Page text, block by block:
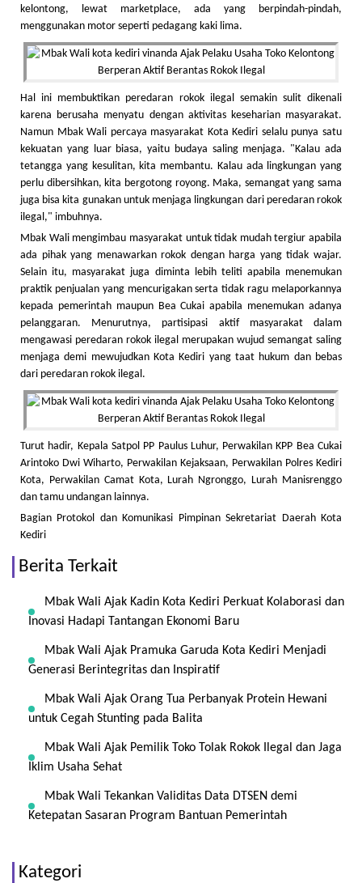
kelontong, lewat marketplace, ada yang berpindah-pindah,
menggunakan motor seperti pedagang kaki lima.
Hal ini membuktikan peredaran rokok ilegal semakin sulit dikenali
karena berusaha menyatu dengan aktivitas keseharian masyarakat.
Namun Mbak Wali percaya masyarakat Kota Kediri selalu punya satu
kekuatan yang luar biasa, yaitu budaya saling menjaga. "Kalau ada
tetangga yang kesulitan, kita membantu. Kalau ada lingkungan yang
perlu dibersihkan, kita bergotong royong. Maka, semangat yang sama
juga bisa kita gunakan untuk menjaga lingkungan dari peredaran rokok
ilegal," imbuhnya.
Mbak Wali mengimbau masyarakat untuk tidak mudah tergiur apabila
ada pihak yang menawarkan rokok dengan harga yang tidak wajar.
Selain itu, masyarakat juga diminta lebih teliti apabila menemukan
praktik penjualan yang mencurigakan serta tidak ragu melaporkannya
kepada pemerintah maupun Bea Cukai apabila menemukan adanya
pelanggaran. Menurutnya, partisipasi aktif masyarakat dalam
mengawasi peredaran rokok ilegal merupakan wujud semangat saling
menjaga demi mewujudkan Kota Kediri yang taat hukum dan bebas
dari peredaran rokok ilegal.
Turut hadir, Kepala Satpol PP Paulus Luhur, Perwakilan KPP Bea Cukai
Arintoko Dwi Wiharto, Perwakilan Kejaksaan, Perwakilan Polres Kediri
Kota, Perwakilan Camat Kota, Lurah Ngronggo, Lurah Manisrenggo
dan tamu undangan lainnya.
Bagian Protokol dan Komunikasi Pimpinan Sekretariat Daerah Kota
Kediri
Berita Terkait
Mbak Wali Ajak Kadin Kota Kediri Perkuat Kolaborasi dan
Inovasi Hadapi Tantangan Ekonomi Baru
Mbak Wali Ajak Pramuka Garuda Kota Kediri Menjadi
Generasi Berintegritas dan Inspiratif
Mbak Wali Ajak Orang Tua Perbanyak Protein Hewani
untuk Cegah Stunting pada Balita
Mbak Wali Ajak Pemilik Toko Tolak Rokok Ilegal dan Jaga
Iklim Usaha Sehat
Mbak Wali Tekankan Validitas Data DTSEN demi
Ketepatan Sasaran Program Bantuan Pemerintah
Kategori